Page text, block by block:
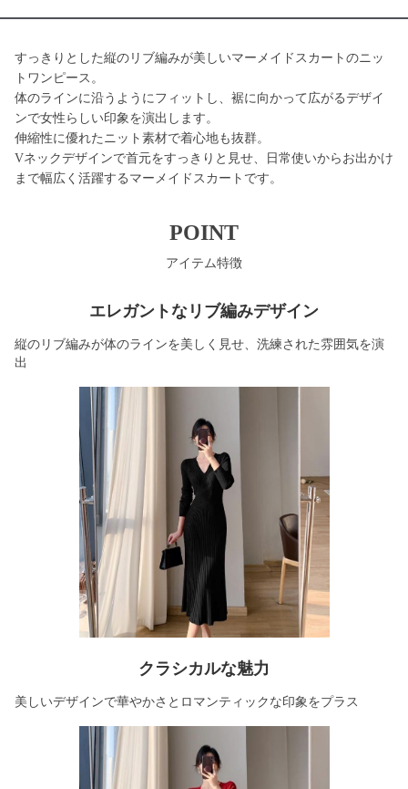
すっきりとした縦のリブ編みが美しいマーメイドスカートのニッ
トワンピース。
体のラインに沿うようにフィットし、裾に向かって広がるデザイ
ンで女性らしい印象を演出します。
伸縮性に優れたニット素材で着心地も抜群。
Vネックデザインで首元をすっきりと見せ、日常使いからお出かけ
まで幅広く活躍するマーメイドスカートです。
POINT
アイテム特徴
エレガントなリブ編みデザイン
縦のリブ編みが体のラインを美しく見せ、洗練された雰囲気を演
出
クラシカルな魅力
美しいデザインで華やかさとロマンティックな印象をプラス